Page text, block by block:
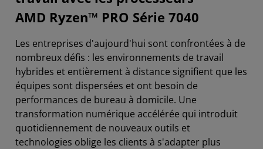
AMD Ryzen™ PRO Série 7040
Les entreprises d'aujourd'hui sont confrontées à de
nombreux défis : les environnements de travail
hybrides et entièrement à distance signifient que les
équipes sont dispersées et ont besoin de
performances de bureau à domicile. Une
transformation numérique accélérée qui introduit
quotidiennement de nouveaux outils et
technologies oblige les clients à s'adapter plus